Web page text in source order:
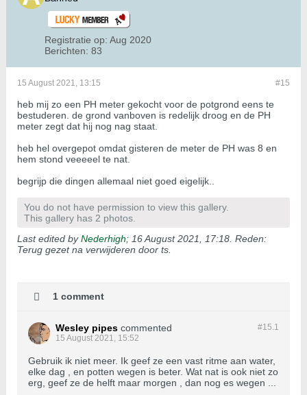
Registratie op: Aug 2020
Berichten: 83
#15
15 August 2021, 13:15
heb mij zo een PH meter gekocht voor de potgrond eens te
bestuderen. de grond vanboven is redelijk droog en de PH
meter zegt dat hij nog nag staat.
heb hel overgepot omdat gisteren de meter de PH was 8 en
hem stond veeeeel te nat.
begrijp die dingen allemaal niet goed eigelijk..
You do not have permission to view this gallery.
This gallery has 2 photos.
Last edited byNederhigh; 16 August 2021, 17:18 Reden:
Terug gezet na verwijderen door ts.
1 comment
#15.1
Wesley pipes commented
15 August 2021, 15:52
Gebruik ik niet meer. Ik geef ze een vast ritme aan water,
elke dag , en potten wegen is beter. Wat nat is ook niet zo
erg, geef ze de helft maar morgen , dan nog es wegen ...